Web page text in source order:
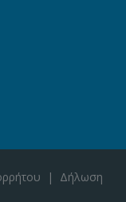
| Δήλωση